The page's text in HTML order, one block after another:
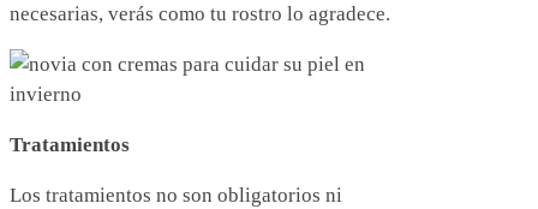
necesarias, verás como tu rostro lo agradece.
Tratamientos
Los tratamientos no son obligatorios ni